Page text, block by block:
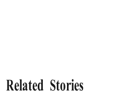
Related Stories